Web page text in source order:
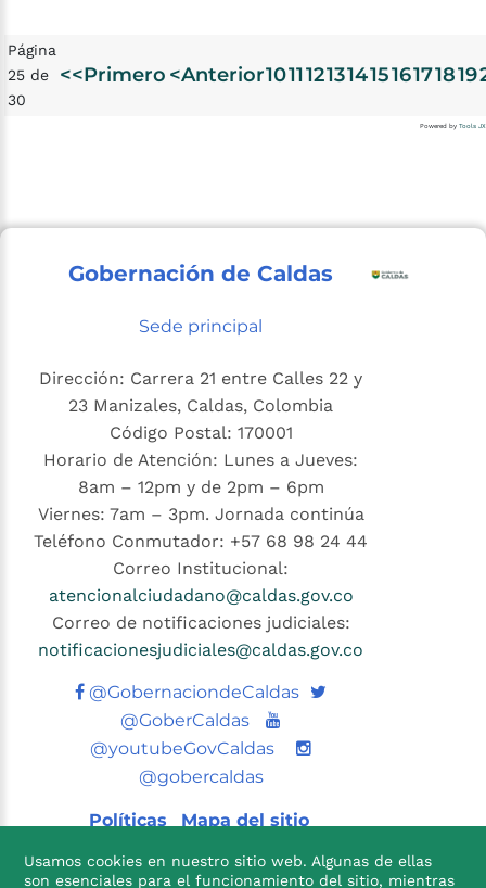
Página
25 de
30
<<Primero <Anterior10111213141516171819
Powered by Tools JX
Gobernación de Caldas
Sede principal
Dirección: Carrera 21 entre Calles 22 y
23 Manizales, Caldas, Colombia
Código Postal: 170001
Horario de Atención: Lunes a Jueves:
8am – 12pm y de 2pm – 6pm
Viernes: 7am – 3pm. Jornada continúa
Teléfono Conmutador: +57 68 98 24 44
Correo Institucional:
atencionalciudadano@caldas.gov.co
Correo de notificaciones judiciales:
notificacionesjudiciales@caldas.gov.co
@GobernaciondeCaldas Twitter
@GoberCaldas
Youtube
@youtubeGovCaldas
@gobercaldas
Políticas Mapa del sitio
Usamos cookies en nuestro sitio web. Algunas de ellas
son esenciales para el funcionamiento del sitio, mientras